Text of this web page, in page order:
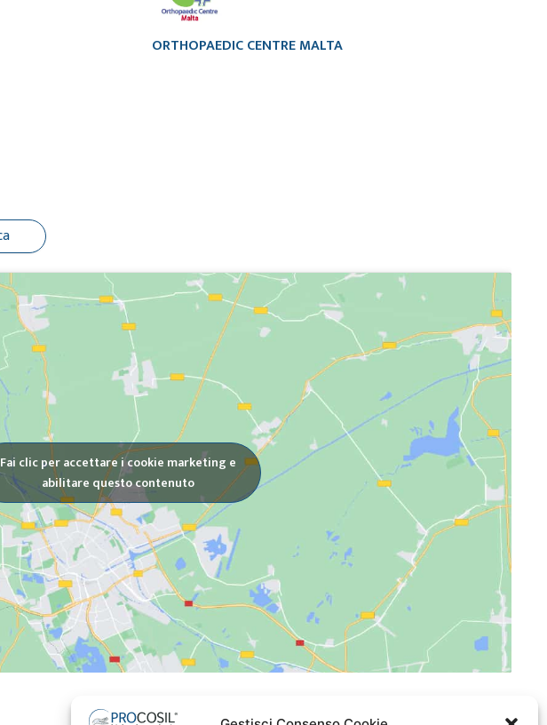
ORTHOPAEDIC CENTRE MALTA
Fai clic per accettare i cookie marketing e
abilitare questo contenuto